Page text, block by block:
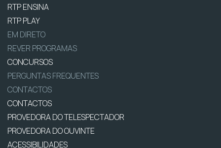
RTP ENSINA
RTP PLAY
EM DIRETO
REVER PROGRAMAS
CONCURSOS
PERGUNTAS FREQUENTES
CONTACTOS
CONTACTOS
PROVEDORA DO TELESPECTADOR
PROVEDORA DO OUVINTE
ACESSIBILIDADES